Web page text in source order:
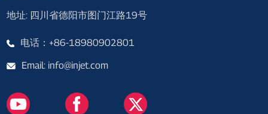
地址: 四川省德阳市图门江路19号
电话：+86-18980902801
Email: info@injet.com